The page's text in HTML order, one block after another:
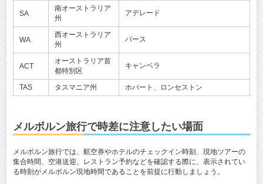
SA
南オーストラリア
州
アデレード
WA
西オーストラリア
州
パース
ACT
オーストラリア首
都特別区
キャンベラ
TAS タスマニア州 ホバート、ロンセストン
メルボルン旅行で時差に注意したい場面
メルボルン旅行では、航空券やホテルのチェックイン時刻、現地ツアーの
集合時間、空港送迎、レストラン予約などを確認する際に、表示されてい
る時刻がメルボルン現地時間であることを前提に行動しましょう。